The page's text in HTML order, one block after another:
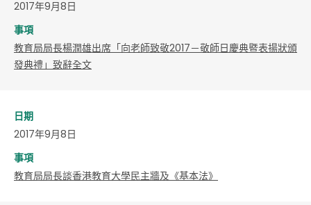
2017年9月8日
事項
​教育局局長楊潤雄出席「向老師致敬2017－敬師日慶典暨表揚狀頒
發典禮」致辭全文
日期
2017年9月8日
事項
教育局局長談香港教育大學民主牆及《基本法》